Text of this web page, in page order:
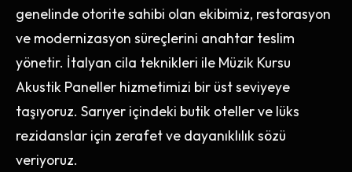
genelinde otorite sahibi olan ekibimiz, restorasyon
ve modernizasyon süreçlerini anahtar teslim
yönetir. İtalyan cila teknikleri ile Müzik Kursu
Akustik Paneller hizmetimizi bir üst seviyeye
taşıyoruz. Sarıyer içindeki butik oteller ve lüks
rezidanslar için zerafet ve dayanıklılık sözü
veriyoruz.